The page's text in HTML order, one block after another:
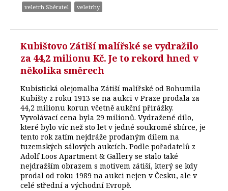
veletrh Sběratel
veletrhy
Kubištovo Zátiší malířské se vydražilo
za 44,2 milionu Kč. Je to rekord hned v
několika směrech
Kubistická olejomalba Zátiší malířské od Bohumila
Kubišty z roku 1913 se na aukci v Praze prodala za
44,2 milionu korun včetně aukční přirážky.
Vyvolávací cena byla 29 milionů. Vydražené dílo,
které bylo víc než sto let v jedné soukromé sbírce, je
tento rok zatím nejdráže prodaným dílem na
tuzemských sálových aukcích. Podle pořadatelů z
Adolf Loos Apartment & Gallery se stalo také
nejdražším obrazem s motivem zátiší, který se kdy
prodal od roku 1989 na aukci nejen v Česku, ale v
celé střední a východní Evropě.